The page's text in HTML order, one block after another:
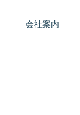
会社案内